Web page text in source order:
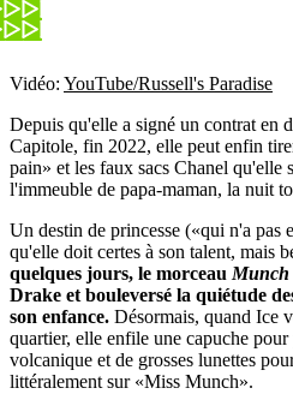
Vidéo: YouTube/Russell's Paradise
Depuis qu'elle a signé un contrat en
Capitole, fin 2022, elle peut enfin
pain» et les faux sacs Chanel qu'elle
l'immeuble de papa-maman, la nuit
Un destin de princesse («qui n'a pas
qu'elle doit certes à son talent, mais
quelques jours, le morceau Munch
Drake et bouleversé la quiétude
son enfance. Désormais, quand Ice
quartier, elle enfile une capuche pour
volcanique et de grosses lunettes
littéralement sur «Miss Munch».